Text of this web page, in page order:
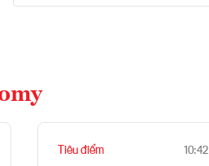
Tiêu điểm